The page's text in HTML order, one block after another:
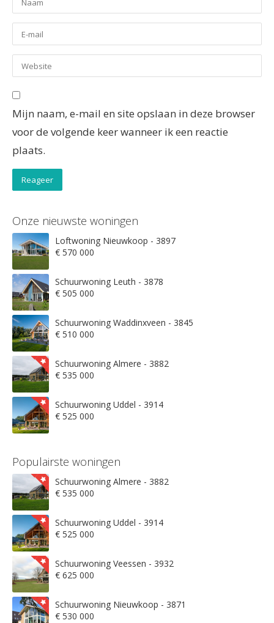
Mijn naam, e-mail en site opslaan in deze browser
voor de volgende keer wanneer ik een reactie
plaats.
Onze nieuwste woningen
Loftwoning Nieuwkoop - 3897
€ 570 000
Schuurwoning Leuth - 3878
€ 505 000
Schuurwoning Waddinxveen - 3845
€ 510 000
Schuurwoning Almere - 3882
€ 535 000
Schuurwoning Uddel - 3914
€ 525 000
Populairste woningen
Schuurwoning Almere - 3882
€ 535 000
Schuurwoning Uddel - 3914
€ 525 000
Schuurwoning Veessen - 3932
€ 625 000
Schuurwoning Nieuwkoop - 3871
€ 530 000